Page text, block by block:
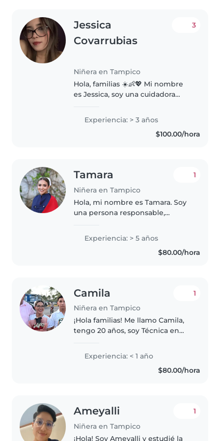
Jessica
Covarrubias
Niñera en Tampico
3
Hola, familias ☀️👶💖 Mi nombre
es Jessica, soy una cuidadora
terminar la carrera como
estudiante de medicina y con
experiencia cuidando bebés,
Experiencia: > 3 años
$100.00/hora
Tamara
Niñera en Tampico
1
Hola, mi nombre es Tamara. Soy
una persona responsable,
de los niños. Tengo experiencia
en el cuidado infantil y disfruto
Experiencia: > 5 años
$80.00/hora
Camila
Niñera en Tampico
1
¡Hola familias! Me llamo Camila,
tengo 20 años, soy Técnica en
Odontología. Soy creativa,
paciente y disfruto hacer
actividades divertidas con los
Experiencia: < 1 año
$80.00/hora
Ameyalli
Niñera en Tampico
1
¡Hola! Soy Ameyalli y estudié la